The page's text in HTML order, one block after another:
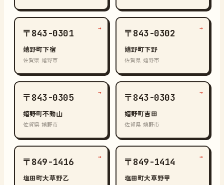
〒843-0301
嬉野町下宿
佐賀県 嬉野市
→ 〒843-0302
嬉野町下野
佐賀県 嬉野市
→
〒843-0305
嬉野町不動山
佐賀県 嬉野市
→ 〒843-0303
嬉野町吉田
佐賀県 嬉野市
→
〒849-1416
塩田町大草野乙
→ 〒849-1414
塩田町大草野甲
→